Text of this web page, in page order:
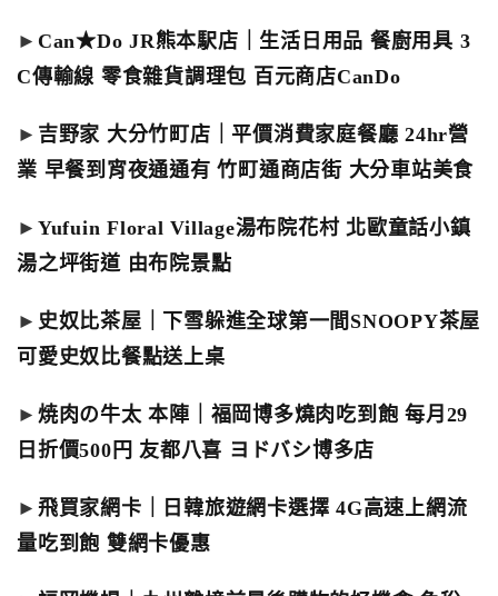
► Can★Do JR熊本駅店｜生活日用品 餐廚用具 3
C傳輸線 零食雜貨調理包 百元商店CanDo
► 吉野家 大分竹町店｜平價消費家庭餐廳 24hr營
業 早餐到宵夜通通有 竹町通商店街 大分車站美食
► Yufuin Floral Village湯布院花村 北歐童話小鎮
湯之坪街道 由布院景點
► 史奴比茶屋｜下雪躲進全球第一間SNOOPY茶屋
可愛史奴比餐點送上桌
► 焼肉の牛太 本陣｜福岡博多燒肉吃到飽 每月29
日折價500円 友都八喜 ヨドバシ博多店
► 飛買家網卡｜日韓旅遊網卡選擇 4G高速上網流
量吃到飽 雙網卡優惠